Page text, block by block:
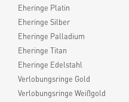
Eheringe Platin
Eheringe Silber
Eheringe Palladium
Eheringe Titan
Eheringe Edelstahl
Verlobungsringe Gold
Verlobungsringe Weißgold